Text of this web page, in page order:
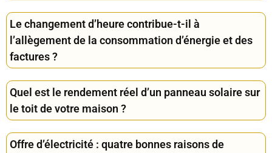
Le changement d’heure contribue-t-il à
l’allègement de la consommation d’énergie et des
factures ?
Quel est le rendement réel d’un panneau solaire sur
le toit de votre maison ?
Offre d’électricité : quatre bonnes raisons de